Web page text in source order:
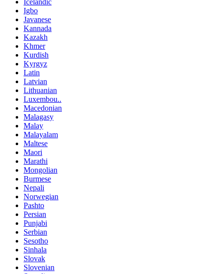
Igbo
Javanese
Kannada
Kazakh
Khmer
Kurdish
Kyrgyz
Latin
Latvian
Lithuanian
Luxembou..
Macedonian
Malagasy
Malay
Malayalam
Maltese
Maori
Marathi
Mongolian
Burmese
Nepali
Norwegian
Pashto
Persian
Punjabi
Serbian
Sesotho
Sinhala
Slovak
Slovenian